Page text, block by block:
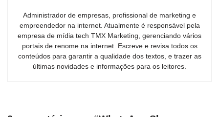
Administrador de empresas, profissional de marketing e
empreendedor na internet. Atualmente é responsável pela
empresa de mídia tech TMX Marketing, gerenciando vários
portais de renome na internet. Escreve e revisa todos os
conteúdos para garantir a qualidade dos textos, e trazer as
últimas novidades e informações para os leitores.